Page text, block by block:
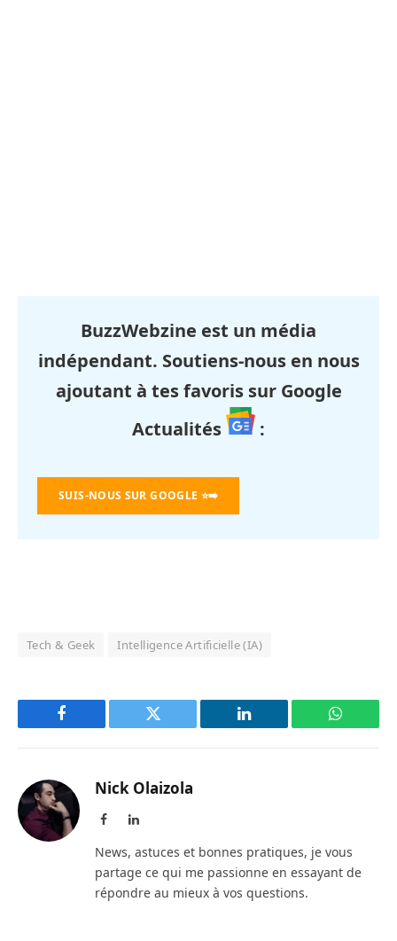
BuzzWebzine est un média
indépendant. Soutiens-nous en nous
ajoutant à tes favoris sur Google
Actualités
:
SUIS-NOUS SUR GOOGLE ⭐➡️
Tech & Geek Intelligence Artificielle (IA)
Facebook Twitter LinkedIn
Nick Olaizola
FacebookLinkedIn
News, astuces et bonnes pratiques, je vous
partage ce qui me passionne en essayant de
répondre au mieux à vos questions.